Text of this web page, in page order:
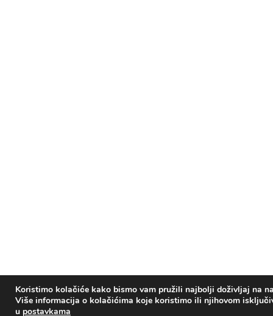
Koristimo kolačiće kako bismo vam pružili najbolji doživljaj na
Više informacija o kolačićima koje koristimo ili njihovom
u postavkama